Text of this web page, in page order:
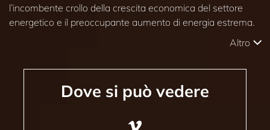
l’incombente crollo della crescita economica del settore
energetico e il preoccupante aumento di energia estrema.
Altro
Dove si può vedere